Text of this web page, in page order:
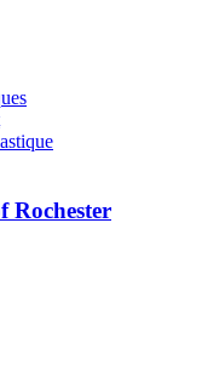
Rochester